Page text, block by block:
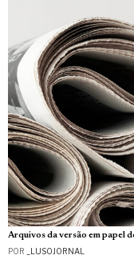
Arquivos da versão em papel
POR _LUSOJORNAL